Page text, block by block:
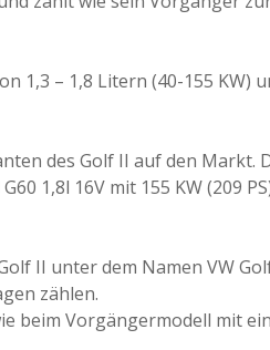
1,3 – 1,8 Litern (40-155 KW)
des Golf II auf den Markt.
1,8l 16V mit 155 KW (209
II unter dem Namen VW
zählen.
beim Vorgängermodell mit